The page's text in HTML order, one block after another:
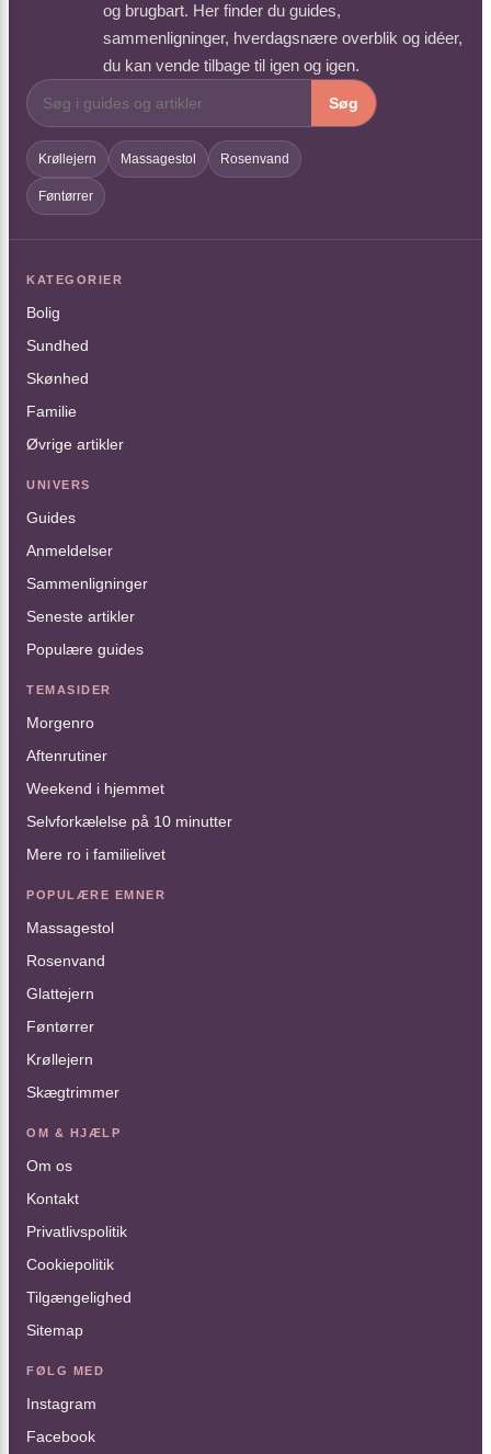
og brugbart. Her finder du guides,
sammenligninger, hverdagsnære overblik og idéer,
du kan vende tilbage til igen og igen.
Søg
Krøllejern Massagestol Rosenvand
Føntørrer
KATEGORIER
Bolig
Sundhed
Skønhed
Familie
Øvrige artikler
UNIVERS
Guides
Anmeldelser
Sammenligninger
Seneste artikler
Populære guides
TEMASIDER
Morgenro
Aftenrutiner
Weekend i hjemmet
Selvforkælelse på 10 minutter
Mere ro i familielivet
POPULÆRE EMNER
Massagestol
Rosenvand
Glattejern
Føntørrer
Krøllejern
Skægtrimmer
OM & HJÆLP
Om os
Kontakt
Privatlivspolitik
Cookiepolitik
Tilgængelighed
Sitemap
FØLG MED
Instagram
Facebook